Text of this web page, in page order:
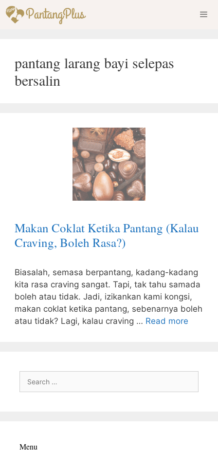
Skip
to
pantang larang bayi selepas
bersalin
Makan Coklat Ketika Pantang (Kalau
Craving, Boleh Rasa?)
Biasalah, semasa berpantang, kadang-kadang
kita rasa craving sangat. Tapi, tak tahu samada
boleh atau tidak. Jadi, izikankan kami kongsi,
makan coklat ketika pantang, sebenarnya boleh
atau tidak? Lagi, kalau craving … Read more
for:
Menu